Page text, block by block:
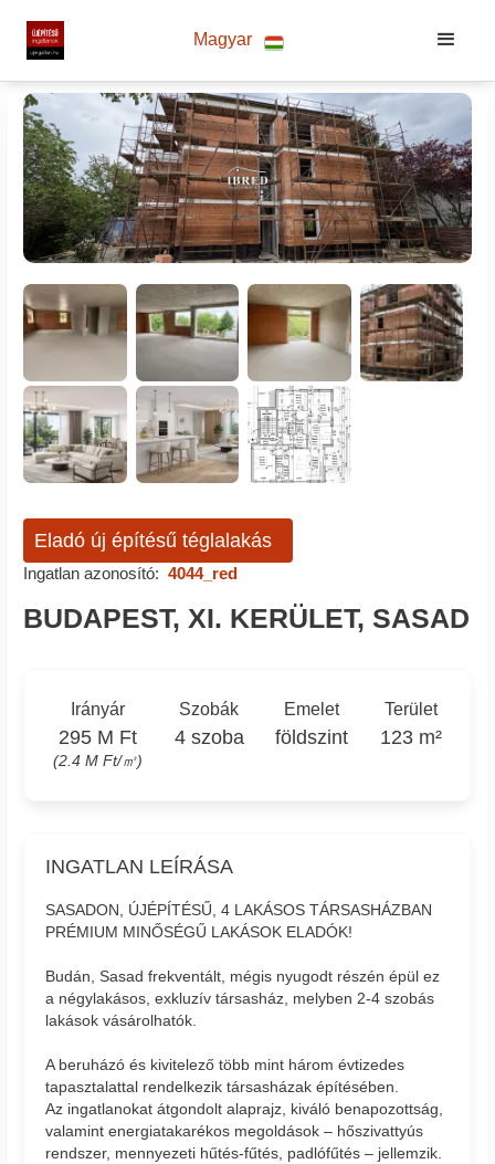
Magyar
Eladó új építésű téglalakás
Ingatlan azonosító: 4044_red
BUDAPEST, XI. KERÜLET, SASAD
Irányár
295 M Ft
(2.4 M Ft/㎡)
Szobák
4 szoba
Emelet
földszint
Terület
123 m²
INGATLAN LEÍRÁSA
SASADON, ÚJÉPÍTÉSŰ, 4 LAKÁSOS TÁRSASHÁZBAN
PRÉMIUM MINŐSÉGŰ LAKÁSOK ELADÓK!
Budán, Sasad frekventált, mégis nyugodt részén épül ez
a négylakásos, exkluzív társasház, melyben 2-4 szobás
lakások vásárolhatók.
A beruházó és kivitelező több mint három évtizedes
tapasztalattal rendelkezik társasházak építésében.
Az ingatlanokat átgondolt alaprajz, kiváló benapozottság,
valamint energiatakarékos megoldások – hőszivattyús
rendszer, mennyezeti hűtés-fűtés, padlófűtés – jellemzik.